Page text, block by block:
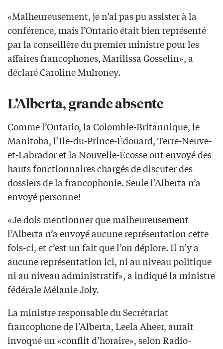
«Malheureusement, je n’ai pas pu assister à la
conférence, mais l’Ontario était bien représenté
par la conseillère du premier ministre pour les
affaires francophones, Marilissa Gosselin», a
déclaré Caroline Mulroney.
L’Alberta, grande absente
Comme l’Ontario, la Colombie-Britannique, le
Manitoba, l’Ile-du-Prince-Édouard, Terre-Neuve-
et-Labrador et la Nouvelle-Écosse ont envoyé des
hauts fonctionnaires chargés de discuter des
dossiers de la francophonie. Seule l’Alberta n’a
envoyé personne!
«Je dois mentionner que malheureusement
l’Alberta n’a envoyé aucune représentation cette
fois-ci, et c’est un fait que l’on déplore. Il n’y a
aucune représentation ici, ni au niveau politique
ni au niveau administratif», a indiqué la ministre
fédérale Mélanie Joly.
La ministre responsable du Secrétariat
francophone de l’Alberta, Leela Aheer, aurait
invoqué un «conflit d’horaire», selon Radio-